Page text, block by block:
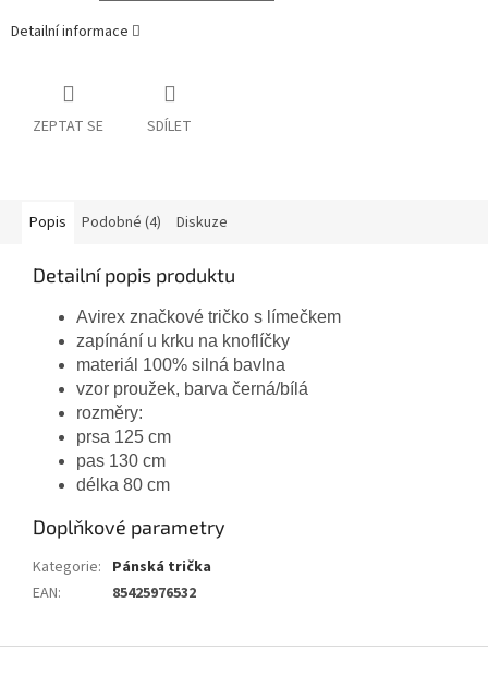
Detailní informace
ZEPTAT SE SDÍLET
Popis Podobné (4) Diskuze
Detailní popis produktu
Avirex značkové tričko s límečkem
zapínání u krku na knoflíčky
materiál 100% silná bavlna
vzor proužek, barva černá/bílá
rozměry:
prsa 125 cm
pas 130 cm
délka 80 cm
Doplňkové parametry
Kategorie: Pánská trička
EAN: 85425976532